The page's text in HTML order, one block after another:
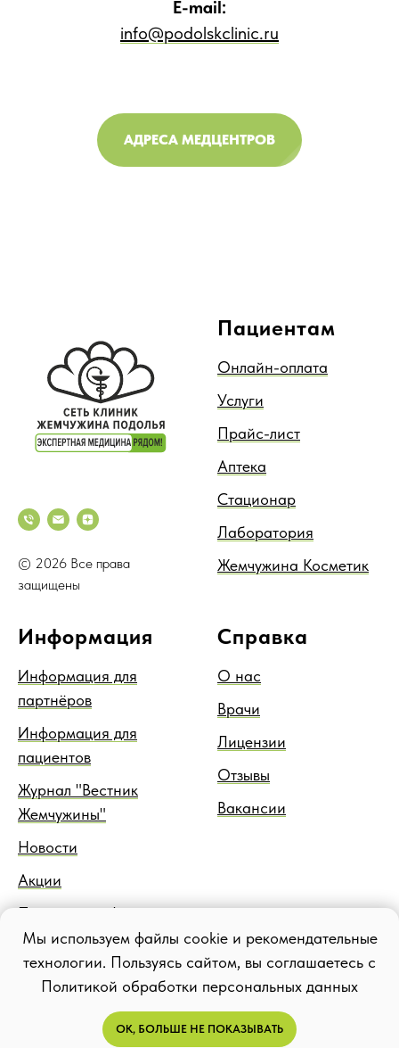
E-mail:
info@podolskclinic.ru
АДРЕСА МЕДЦЕНТРОВ
© 2026 Все права
защищены
Пациентам
Онлайн-оплата
Услуги
Прайс-лист
Аптека
Стационар
Лаборатория
Жемчужина Косметик
Информация
Информация для
партнёров
Информация для
пациентов
Журнал "Вестник
Жемчужины"
Новости
Акции
Правовая информация
Блог
Справка
О нас
Врачи
Лицензии
Отзывы
Вакансии
Мы используем файлы cookie и рекомендательные
технологии. Пользуясь сайтом, вы соглашаетесь с
Политикой обработки персональных данных
ОК, БОЛЬШЕ НЕ ПОКАЗЫВАТЬ